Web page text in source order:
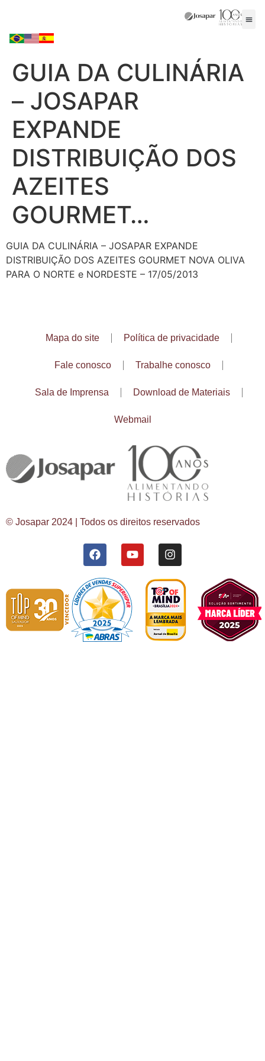
GUIA DA CULINÁRIA
– JOSAPAR
EXPANDE
DISTRIBUIÇÃO DOS
AZEITES
GOURMET…
GUIA DA CULINÁRIA – JOSAPAR EXPANDE
DISTRIBUIÇÃO DOS AZEITES GOURMET NOVA OLIVA
PARA O NORTE e NORDESTE – 17/05/2013
Mapa do site Política de privacidade
Fale conosco Trabalhe conosco
Sala de Imprensa Download de Materiais
Webmail
© Josapar 2024 | Todos os direitos reservados